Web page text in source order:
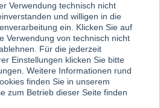
Verwendung technisch nicht
und willigen in die
ein. Klicken Sie auf
Verwendung von technisch nicht
Für die jederzeit
Einstellungen klicken Sie bitte
Weitere Informationen rund
finden Sie in unserem
zum Betrieb dieser Seite finden